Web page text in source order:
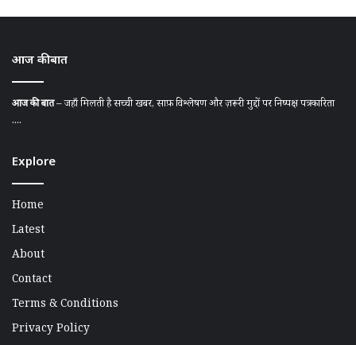
आज की बात
आज की बात– जहाँ मिलती है सच्ची खबर, साफ़ विश्लेषण और ज़रूरी मुद्दों पर निष्पक्ष पत्रकारिता
....
Explore
Home
Latest
About
Contact
Terms & Conditions
Privacy Policy